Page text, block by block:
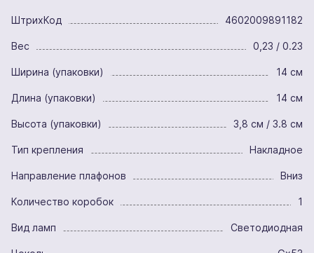
ШтрихКод 4602009891182
Вес 0,23 / 0.23
Ширина (упаковки) 14 см
Длина (упаковки) 14 см
Высота (упаковки) 3,8 см / 3.8 см
Тип крепления Накладное
Направление плафонов Вниз
Количество коробок 1
Вид ламп Светодиодная